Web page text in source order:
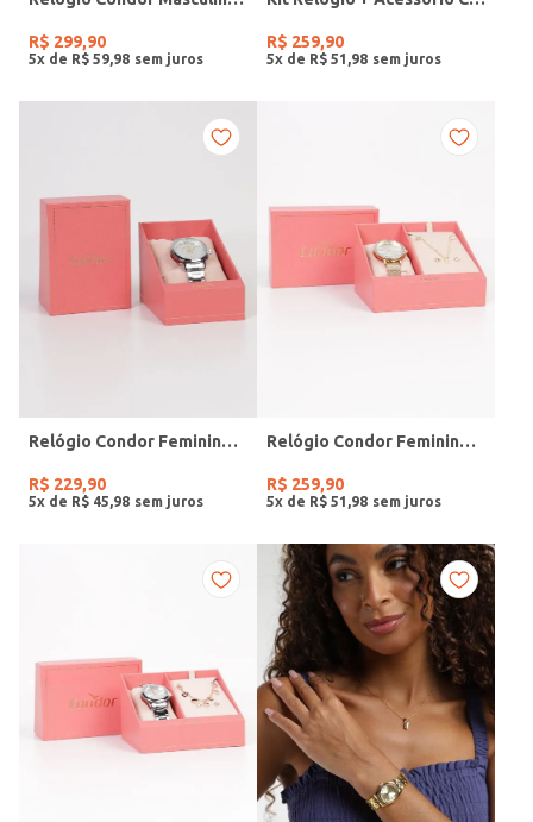
R$ 299,90
5x de R$ 59 98
R$ 259,90
5x de R$ 51 98
Relógio Condor Feminino PRATA
R$ 229,90
5x de R$ 45 98
Relógio Condor Feminino DOURADO
R$ 259,90
5x de R$ 51 98